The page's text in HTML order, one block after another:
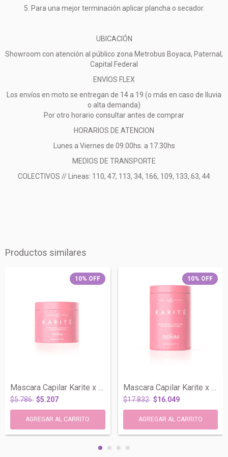
5. Para una mejor terminación aplicar plancha o secador.
UBICACIÓN
Showroom con atención al público zona Metrobus Boyaca, Paternal,
Capital Federal
ENVIOS FLEX
Los envíos en moto se entregan de 14 a 19 (o más en caso de lluvia
o alta demanda)
Por otro horario consultar antes de comprar
HORARIOS DE ATENCION
Lunes a Viernes de 09.00hs. a 17.30hs
MEDIOS DE TRANSPORTE
COLECTIVOS // Lineas: 110, 47, 113, 34, 166, 109, 133, 63, 44
Productos similares
10% OFF
$5.786 $5.207
10% OFF
$17.832 $16.049